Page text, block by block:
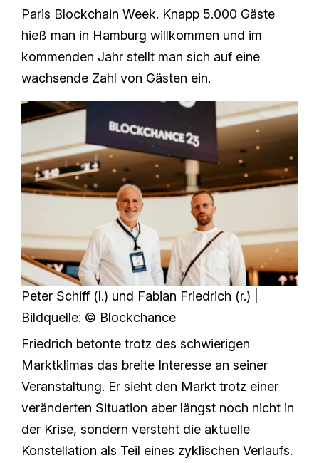
Paris Blockchain Week. Knapp 5.000 Gäste
hieß man in Hamburg willkommen und im
kommenden Jahr stellt man sich auf eine
wachsende Zahl von Gästen ein.
Peter Schiff (l.) und Fabian Friedrich (r.) |
Bildquelle: © Blockchance
Friedrich betonte trotz des schwierigen
Marktklimas das breite Interesse an seiner
Veranstaltung. Er sieht den Markt trotz einer
veränderten Situation aber längst noch nicht in
der Krise, sondern versteht die aktuelle
Konstellation als Teil eines zyklischen Verlaufs.